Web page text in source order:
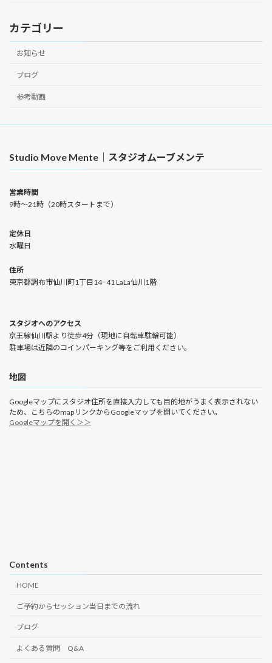
カテゴリー
お知らせ
ブログ
参考動画
Studio Move Mente｜スタジオムーブメンテ
営業時間
9時〜21時（20時スタートまで）
定休日
水曜日
住所
東京都調布市仙川町1丁目14−41 LaLa仙川1階
スタジオへのアクセス
京王線仙川駅より徒歩4分（現地に自転車駐輪可能）
駐車場は近隣のコインパーキング等をご利用ください。
地図
Googleマップにスタジオ住所を直接入力しても目的地がうまく表示されない
ため、こちらのmapリンクからGoogleマップを開いてください。
Googleマップを開く＞＞
Contents
HOME
ご予約からセッション当日までの流れ
ブログ
よくある質問 Q&A